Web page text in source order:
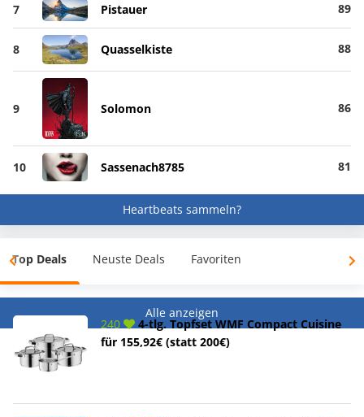
7 Pistauer 89
8 Quasselkiste 88
9 Solomon 86
10 Sassenach8785 81
Heartbeats sammeln?
Top Deals Neuste Deals Favoriten
Alle anzeigen
240
4-tlg. Topfset WMF Compact Cuisine
für 155,92€ (statt 200€)